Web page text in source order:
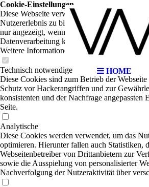
HOME
Cookie-Einstellungen
Diese Webseite verwendet Cookies, um
Nutzererlebnis zu bieten. Bestimmte Inhalte
nur angezeigt, wenn die entsprechende
Datenverarbeitung kann dann auch in einem
Weitere Informationen hierzu in der
Technisch notwendige
Diese Cookies sind zum Betrieb der
Schutz vor Hackerangriffen und zur
konsistenten und der Nachfrage angepassten
Seite.
Analytische
Diese Cookies werden verwendet, um das
optimieren. Hierunter fallen auch Statistiken,
Webseitenbetreiber von Drittanbietern zur
sowie die Ausspielung von personalisierter
Nachverfolgung der Nutzeraktivität über